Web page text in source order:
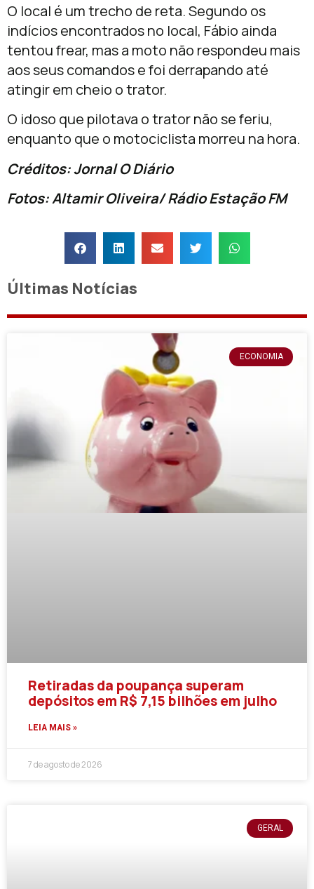
O local é um trecho de reta. Segundo os
indícios encontrados no local, Fábio ainda
tentou frear, mas a moto não respondeu mais
aos seus comandos e foi derrapando até
atingir em cheio o trator.
O idoso que pilotava o trator não se feriu,
enquanto que o motociclista morreu na hora.
Créditos: Jornal O Diário
Fotos: Altamir Oliveira/ Rádio Estação FM
Últimas Notícias
ECONOMIA
Retiradas da poupança superam
depósitos em R$ 7,15 bilhões em julho
LEIA MAIS »
7 de agosto de 2026
GERAL